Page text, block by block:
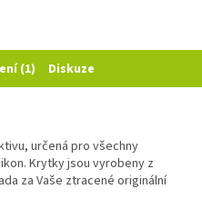
(1) Diskuze
určená pro všechny
Krytky jsou vyrobeny z
za Vaše ztracené originální